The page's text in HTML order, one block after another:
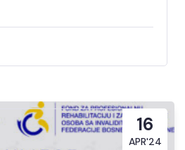
16
APR'24